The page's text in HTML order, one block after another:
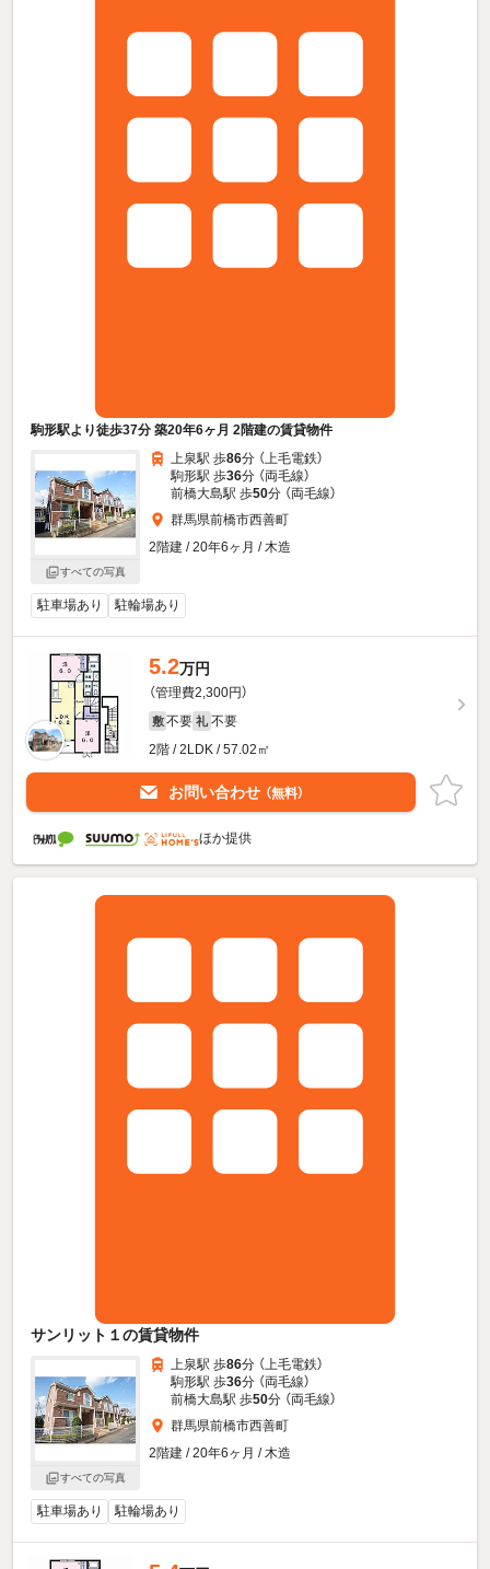
駒形駅より徒歩37分 築20年6ヶ月 2階建の賃貸物件
すべての写真
上泉駅 歩86分 （上毛電鉄）
駒形駅 歩36分 （両毛線）
前橋大島駅 歩50分 （両毛線）
群馬県前橋市西善町
2階建 / 20年6ヶ月 / 木造
駐車場あり 駐輪場あり
5.2万円
（管理費2,300円）
敷 不要 礼 不要
2階 / 2LDK / 57.02㎡
お問い合わせ （無料）
ほか提供
サンリット１の賃貸物件
すべての写真
上泉駅 歩86分 （上毛電鉄）
駒形駅 歩36分 （両毛線）
前橋大島駅 歩50分 （両毛線）
群馬県前橋市西善町
2階建 / 20年6ヶ月 / 木造
駐車場あり 駐輪場あり